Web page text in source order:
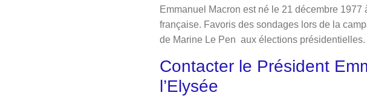
Emmanuel Macron est né le 21 décembre
française. Favoris des sondages lors de la
de Marine Le Pen aux élections présidentielles.
Contacter le Président
l’Elysée